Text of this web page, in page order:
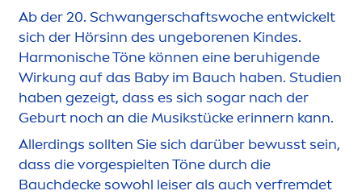
Ab der 20. Schwangerschaftswoche entwickelt
sich der Hörsinn des ungeborenen Kindes.
Harmonische Töne können eine beruhigende
Wirkung auf das Baby im Bauch haben. Studien
haben gezeigt, dass es sich sogar nach der
Geburt noch an die Musikstücke erinnern kann.
Allerdings sollten Sie sich darüber bewusst sein,
dass die vorgespielten Töne durch die
Bauchdecke sowohl leiser als auch verfremdet